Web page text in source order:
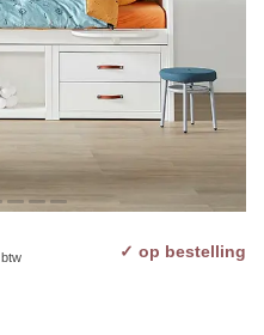
✓ op bestelling